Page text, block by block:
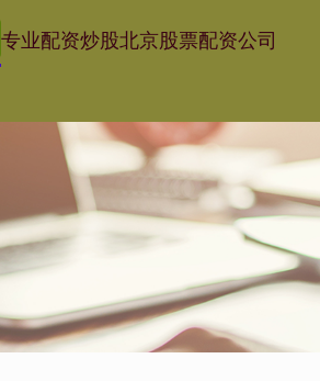
专业配资炒股北京股票配资公司